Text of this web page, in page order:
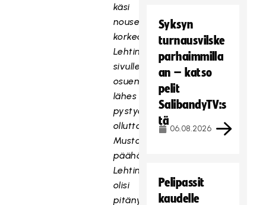
käsi
nousee
korkealle
Lehtiniemen
sivulle
osuen
lähes
pystyasennossa
ollutta
Mustosta
päähän.
Lehtiniemen
olisi
pitänyt
Syksyn
turnausvilske
parhaimmilla
an – katso
pelit
SalibandyTV:s
tä
06.08.2026
Pelipassit
kaudelle